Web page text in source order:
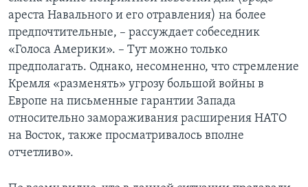
ареста Навального и его отравления) на более
предпочтительные, – рассуждает собеседник
«Голоса Америки». – Тут можно только
предполагать. Однако, несомненно, что стремление
Кремля «разменять» угрозу большой войны в
Европе на письменные гарантии Запада
относительно замораживания расширения НАТО
на Восток, также просматривалось вполне
отчетливо».